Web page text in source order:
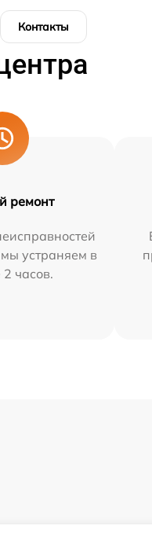
Контакты
ремонт
устраняем в
2 часов.